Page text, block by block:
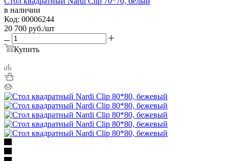
в наличии
Код: 00006244
20 700 руб./шт
Купить